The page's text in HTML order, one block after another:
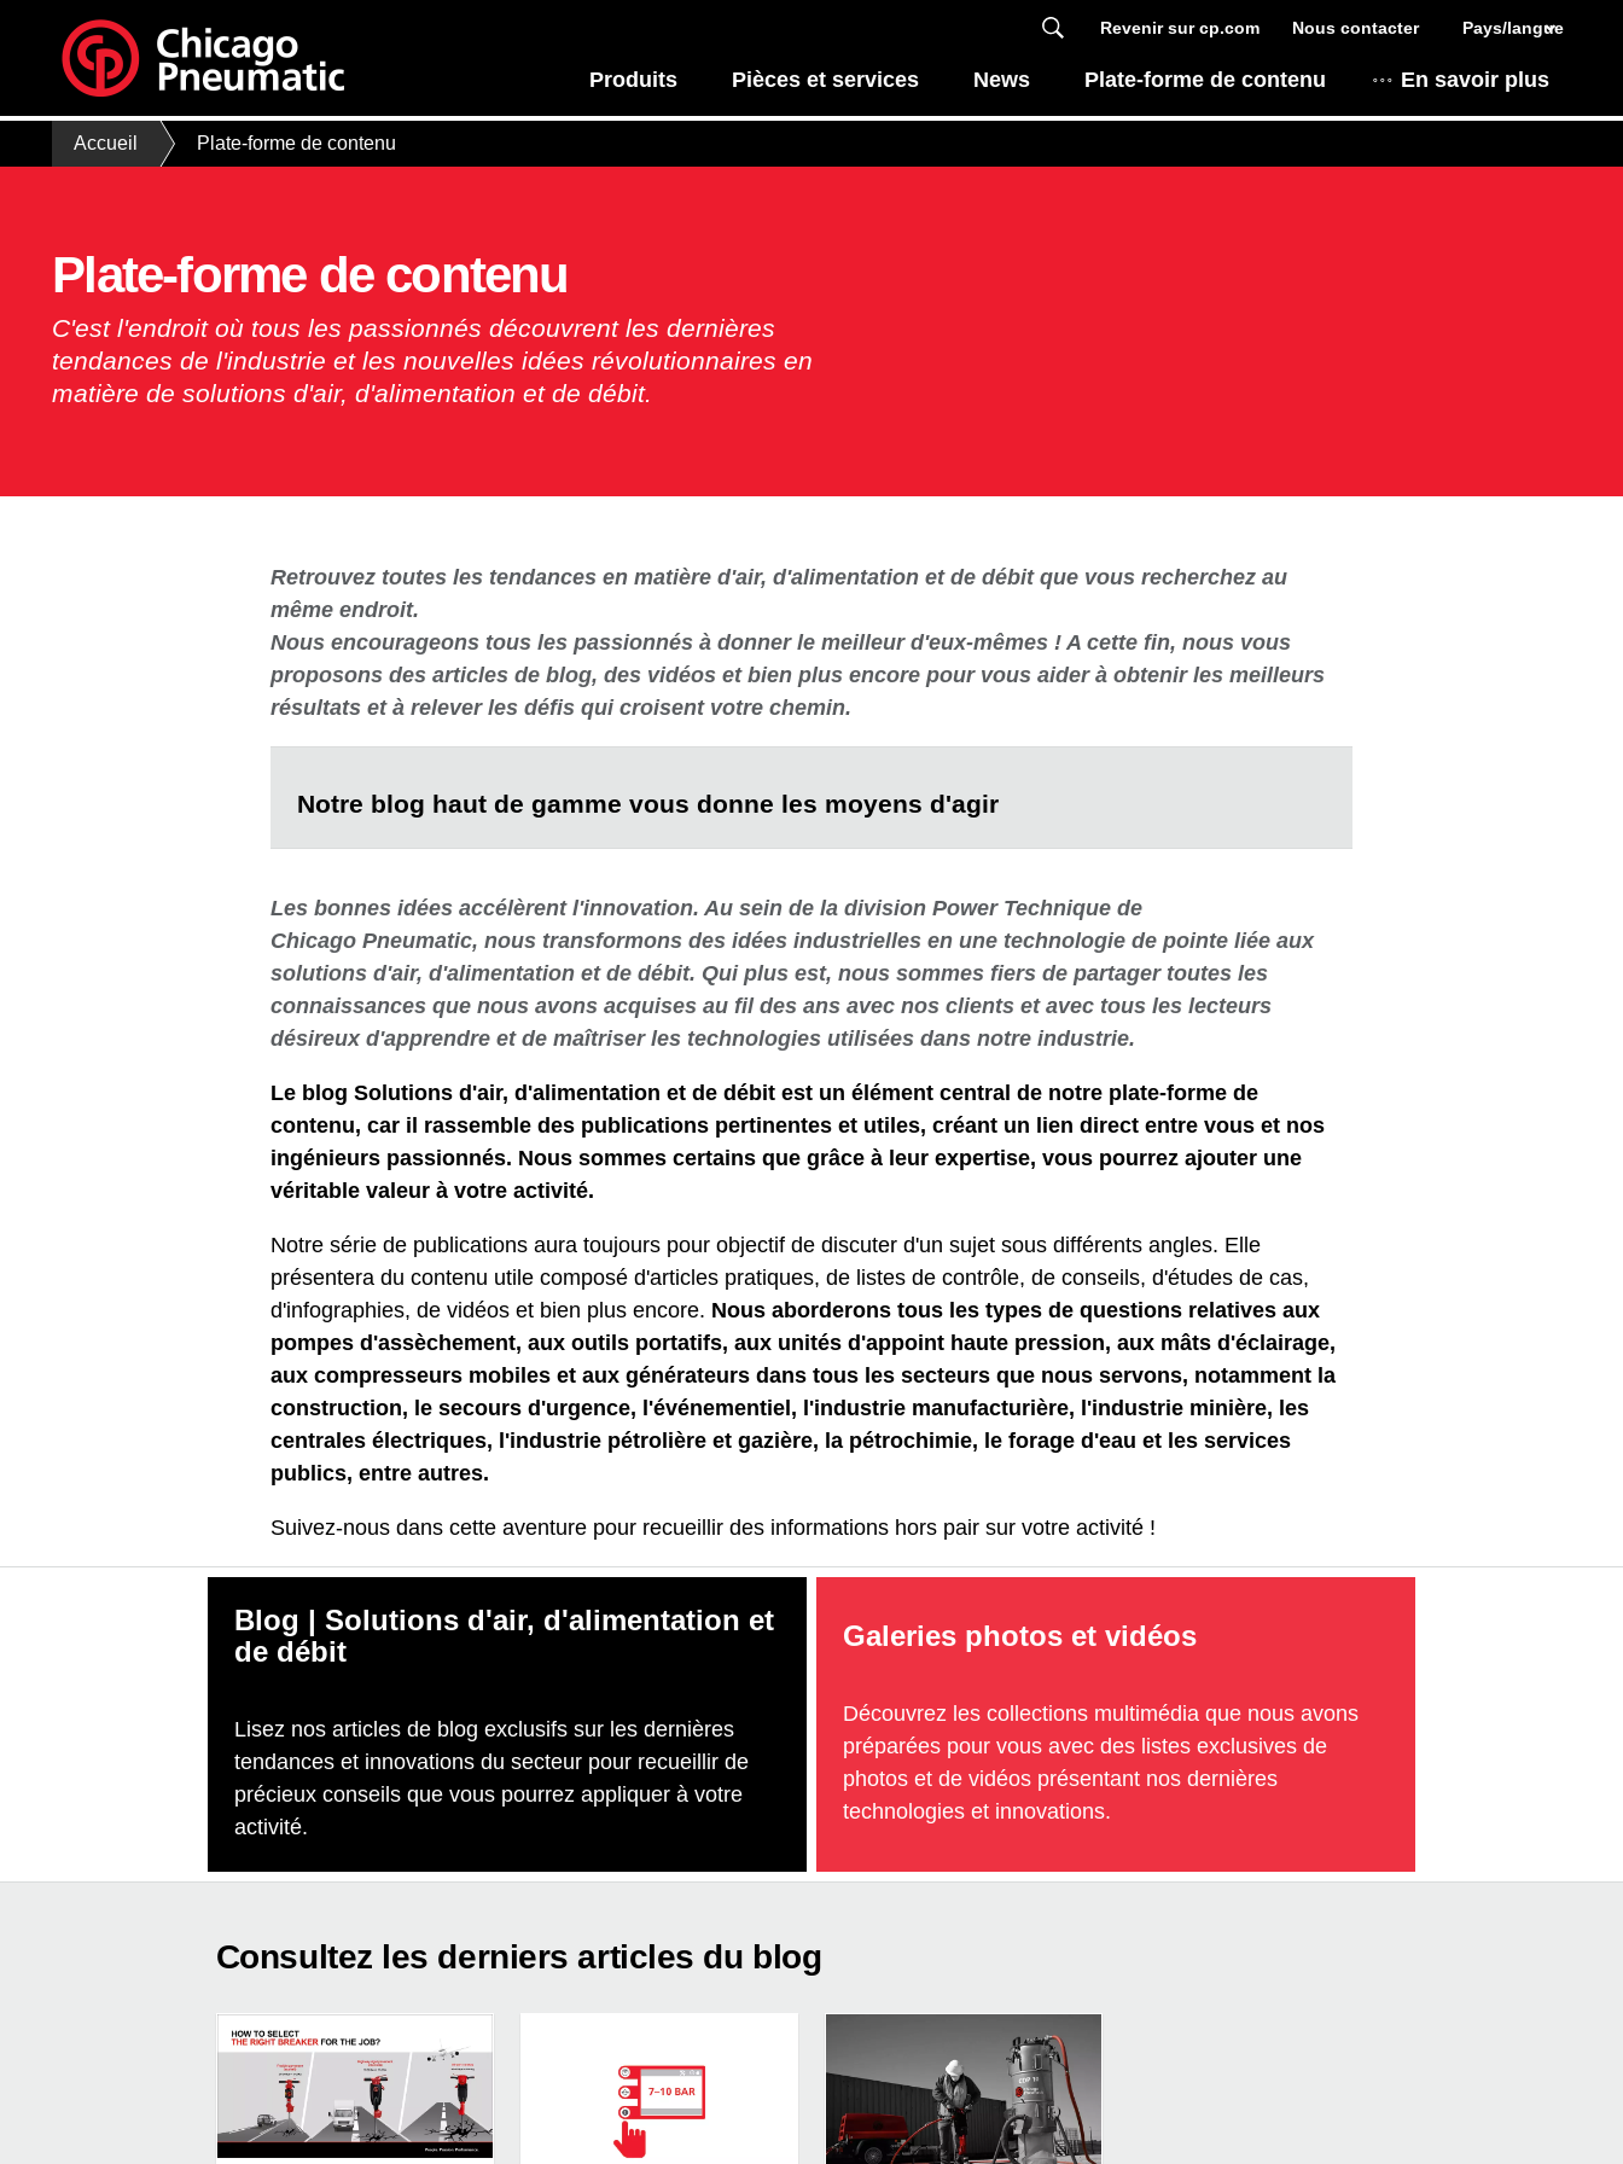
Pays/langue
Revenir sur cp.com Nous contacter
En savoir plus
Produits Pièces et services News Plate-forme de contenu
Accueil Plate-forme de contenu
Plate-forme de contenu
C'est l'endroit où tous les passionnés découvrent les dernières
tendances de l'industrie et les nouvelles idées révolutionnaires en
matière de solutions d'air, d'alimentation et de débit.
Retrouvez toutes les tendances en matière d'air, d'alimentation et de débit que vous recherchez au
même endroit.
Nous encourageons tous les passionnés à donner le meilleur d'eux-mêmes ! A cette fin, nous vous
proposons des articles de blog, des vidéos et bien plus encore pour vous aider à obtenir les meilleurs
résultats et à relever les défis qui croisent votre chemin.
Notre blog haut de gamme vous donne les moyens d'agir
Les bonnes idées accélèrent l'innovation. Au sein de la division Power Technique de
Chicago Pneumatic, nous transformons des idées industrielles en une technologie de pointe liée aux
solutions d'air, d'alimentation et de débit. Qui plus est, nous sommes fiers de partager toutes les
connaissances que nous avons acquises au fil des ans avec nos clients et avec tous les lecteurs
désireux d'apprendre et de maîtriser les technologies utilisées dans notre industrie.
Le blog Solutions d'air, d'alimentation et de débit est un élément central de notre plate-forme de
contenu, car il rassemble des publications pertinentes et utiles, créant un lien direct entre vous et nos
ingénieurs passionnés. Nous sommes certains que grâce à leur expertise, vous pourrez ajouter une
véritable valeur à votre activité.
Notre série de publications aura toujours pour objectif de discuter d'un sujet sous différents angles. Elle
présentera du contenu utile composé d'articles pratiques, de listes de contrôle, de conseils, d'études de cas,
d'infographies, de vidéos et bien plus encore. Nous aborderons tous les types de questions relatives aux
pompes d'assèchement, aux outils portatifs, aux unités d'appoint haute pression, aux mâts d'éclairage,
aux compresseurs mobiles et aux générateurs dans tous les secteurs que nous servons, notamment la
construction, le secours d'urgence, l'événementiel, l'industrie manufacturière, l'industrie minière, les
centrales électriques, l'industrie pétrolière et gazière, la pétrochimie, le forage d'eau et les services
publics, entre autres.
Suivez-nous dans cette aventure pour recueillir des informations hors pair sur votre activité !
Blog | Solutions d'air, d'alimentation et
de débit
Lisez nos articles de blog exclusifs sur les dernières
tendances et innovations du secteur pour recueillir de
précieux conseils que vous pourrez appliquer à votre
activité.
Galeries photos et vidéos
Découvrez les collections multimédia que nous avons
préparées pour vous avec des listes exclusives de
photos et de vidéos présentant nos dernières
technologies et innovations.
Consultez les derniers articles du blog